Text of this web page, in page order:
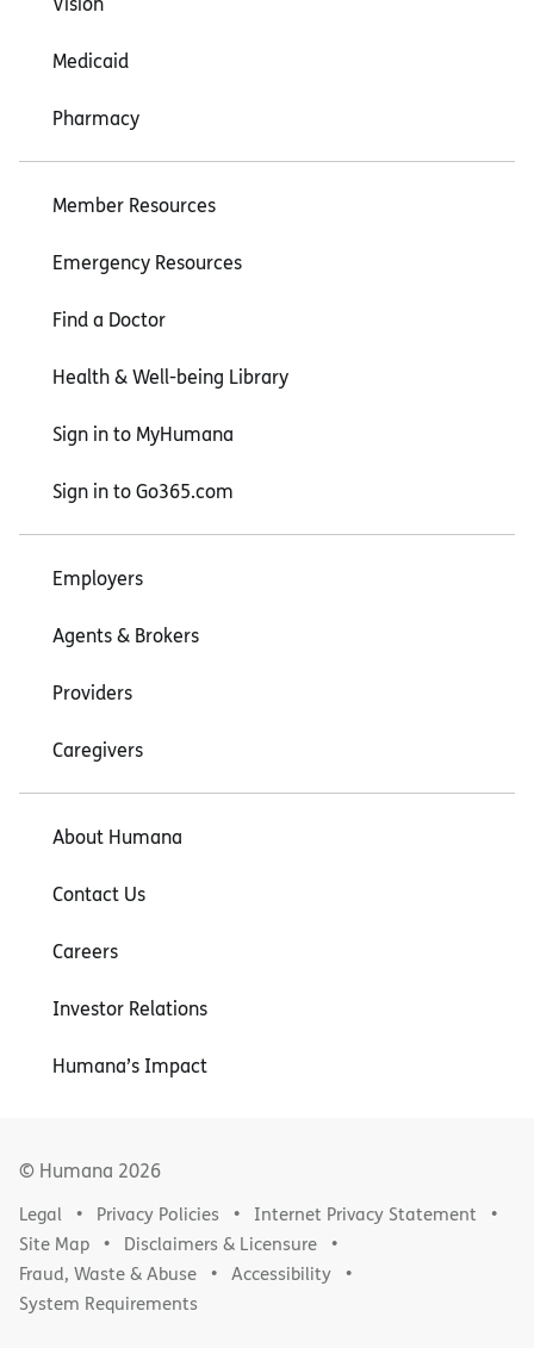
Medicaid
Pharmacy
Member Resources
Emergency Resources
Find a Doctor
Health & Well-being Library
Sign in to MyHumana
Sign in to Go365.com
Employers
Agents & Brokers
Providers
Caregivers
About Humana
Contact Us
Careers
Investor Relations
Humana’s Impact
© Humana 2026
Legal Privacy Policies
Internet Privacy Statement
Site Map
Disclaimers & Licensure
Fraud, Waste & Abuse
Accessibility
System Requirements